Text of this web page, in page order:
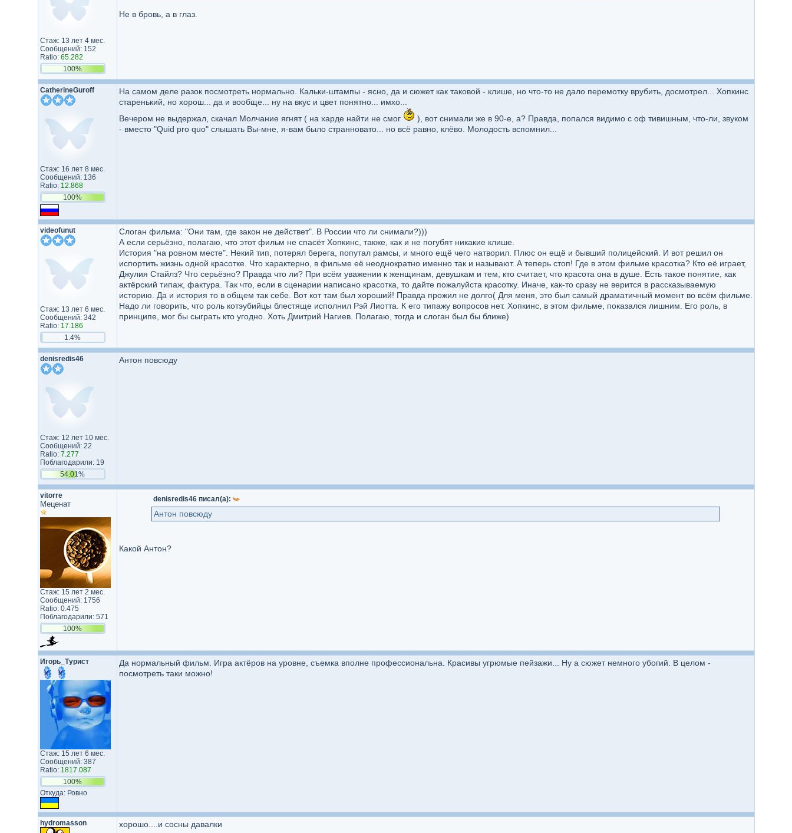
Стаж: 13 лет 4 мес.
Сообщений: 152
Ratio: 65.282
100%
Не в бровь, а в глаз.
CatherineGuroff
Стаж: 16 лет 8 мес.
Сообщений: 136
Ratio: 12.868
100%
На самом деле разок посмотреть нормально. Кальки-штампы - ясно, да и сюжет как таковой - клише, но что-то не дало перемотку врубить, досмотрел... Хопкинс
старенький, но хорош... да и вообще... ну на вкус и цвет понятно... имхо...
Вечером не выдержал, скачал Молчание ягнят ( на харде найти не смог
), вот снимали же в 90-е, а? Правда, попался видимо с оф тивишным, что-ли, звуком
- вместо "Quid pro quo" слышать Вы-мне, я-вам было странновато... но всё равно, клёво. Молодость вспомнил...
videofunut
Стаж: 13 лет 6 мес.
Сообщений: 342
Ratio: 17.186
1.4%
Слоган фильма: "Они там, где закон не действет". В России что ли снимали?)))
А если серьёзно, полагаю, что этот фильм не спасёт Хопкинс, также, как и не погубят никакие клише.
История "на ровном месте". Некий тип, потерял берега, попутал рамсы, и много ещё чего натворил. Плюс он ещё и бывший полицейский. И вот решил он
испортить жизнь одной красотке. Что характерно, в фильме её неоднократно именно так и называют. А теперь стоп! Где в этом фильме красотка? Кто её играет,
Джулия Стайлз? Что серьёзно? Правда что ли? При всём уважении к женщинам, девушкам и тем, кто считает, что красота она в душе. Есть такое понятие, как
актёрский типаж, фактура. Так что, если в сценарии написано красотка, то дайте пожалуйста красотку. Иначе, как-то сразу не верится в рассказываемую
историю. Да и история то в общем так себе. Вот кот там был хороший! Правда прожил не долго( Для меня, это был самый драматичный момент во всём фильме.
Надо ли говорить, что роль котэубийцы блестяще исполнил Рэй Лиотта. К его типажу вопросов нет. Хопкинс, в этом фильме, показался лишним. Его роль, в
принципе, мог бы сыграть кто угодно. Хоть Дмитрий Нагиев. Полагаю, тогда и слоган был бы ближе)
denisredis46
Стаж: 12 лет 10 мес.
Сообщений: 22
Ratio: 7.277
Поблагодарили: 19
54.01%
Антон повсюду
vitorre
Меценат
Стаж: 15 лет 2 мес.
Сообщений: 1756
Ratio: 0.475
Поблагодарили: 571
100%
denisredis46 писал(а):
Антон повсюду
Какой Антон?
Игорь_Турист
Стаж: 15 лет 6 мес.
Сообщений: 387
Ratio: 1817.087
100%
Откуда: Ровно
Да нормальный фильм. Игра актёров на уровне, съемка вполне профессиональна. Красивы угрюмые пейзажи... Ну а сюжет немного убогий. В целом -
посмотреть таки можно!
hydromasson хорошо....и сосны давалки